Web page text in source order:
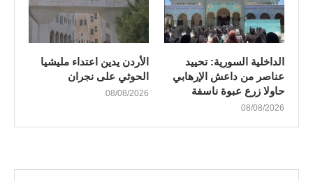
الداخلية السورية: تحييد
عناصر من داعش الإرهابي
حاولا زرع عبوة ناسفة
08/08/2026
الأردن يدين اعتداء مليشيا
الحوثي على نجران
08/08/2026